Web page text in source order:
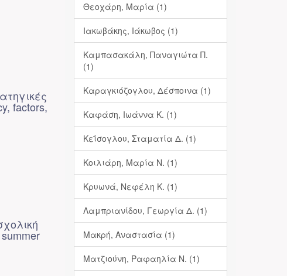
factors,
Θεοχάρη, Μαρία (1)
Ιακωβάκης, Ιάκωβος (1)
Καμπασακάλη, Παναγιώτα Π.
(1)
Καραγκιόζογλου, Δέσποινα (1)
Καφάση, Ιωάννα Κ. (1)
Κεΐσογλου, Σταματία Δ. (1)
Κοιλιάρη, Μαρία Ν. (1)
Κρυωνά, Νεφέλη Κ. (1)
Λαμπριανίδου, Γεωργία Δ. (1)
Μακρή, Αναστασία (1)
Ματζιούνη, Ραφαηλία Ν. (1)